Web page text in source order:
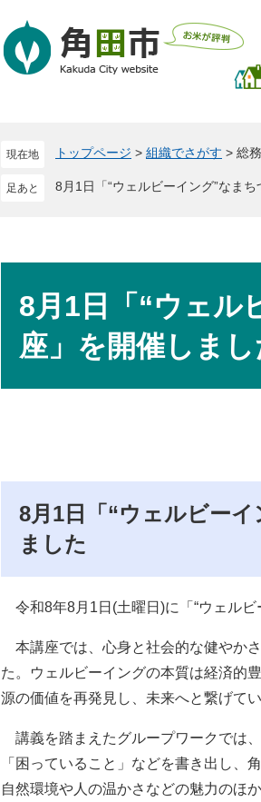
現在地 トップページ > 組織でさがす > 総
8月1日「“ウェルビーイング”なま
8月1日「“ウェル
座」を開催しまし
8月1日「“ウェルビー
ました
令和8年8月1日(土曜日)に「“ウェル
本講座では、心身と社会的な健やか
た。ウェルビーイングの本質は経済的
源の価値を再発見し、未来へと繋げて
講義を踏まえたグループワークでは
「困っていること」などを書き出し、
自然環境や人の温かさなどの魅力のほ